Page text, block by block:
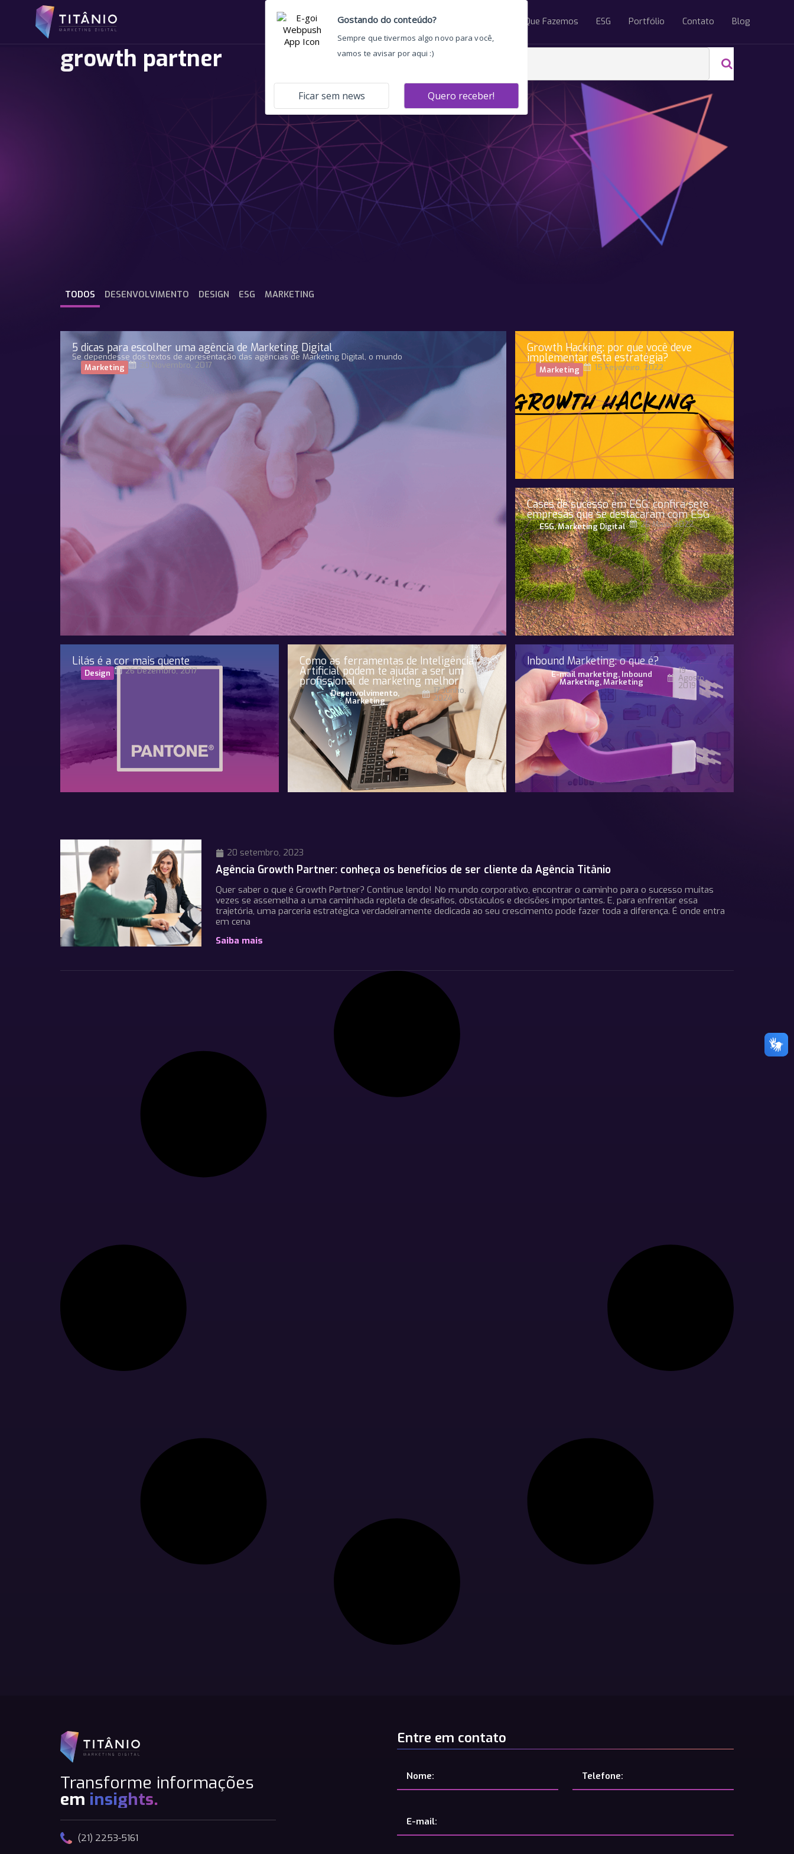
Home O Que Fazemos ESG Portfólio Contato Blog
growth partner
DESENVOLVIMENTO DESIGN ESG MARKETING
TODOS
5 dicas para escolher uma agência de Marketing Digital
Se dependesse dos textos de apresentação das agências de Marketing Digital, o mundo
Marketing
30 Novembro, 2017
Growth Hacking: por que você deve
implementar esta estratégia?
Marketing 15 Fevereiro, 2022
Cases de sucesso em ESG: confira sete
empresas que se destacaram com ESG
ESG,Marketing Digital 26 Maio, 2022
Lilás é a cor mais quente
Design 26 Dezembro, 2017
Como as ferramentas de Inteligência
Artificial podem te ajudar a ser um
profissional de marketing melhor
Desenvolvimento,
Marketing
17 Junho,
2024
Inbound Marketing: o que é?
E-mail marketing, Inbound
Marketing,Marketing
19
Agosto,
2019
20 setembro, 2023
Agência Growth Partner: conheça os benefícios de ser cliente da Agência Titânio
Quer saber o que é Growth Partner? Continue lendo! No mundo corporativo, encontrar o caminho para o sucesso muitas
vezes se assemelha a uma caminhada repleta de desafios, obstáculos e decisões importantes. E, para enfrentar essa
trajetória, uma parceria estratégica verdadeiramente dedicada ao seu crescimento pode fazer toda a diferença. É onde entra
em cena
Saiba mais
Transforme informações
em insights.
(21) 2253-5161
Entre em contato